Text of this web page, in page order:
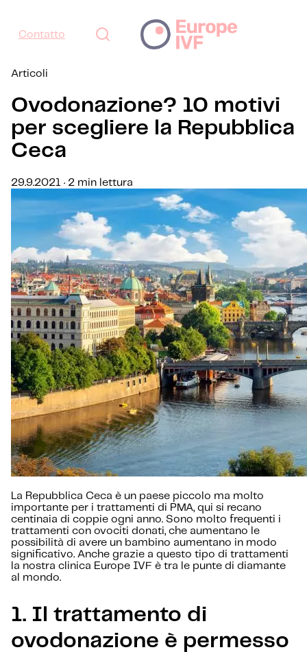
Contatto
Articoli
Ovodonazione? 10 motivi
per scegliere la Repubblica
Ceca
29.9.2021 · 2 min lettura
La Repubblica Ceca è un paese piccolo ma molto
importante per i trattamenti di PMA, qui si recano
centinaia di coppie ogni anno. Sono molto frequenti i
trattamenti con ovociti donati, che aumentano le
possibilità di avere un bambino aumentano in modo
significativo. Anche grazie a questo tipo di trattamenti
la nostra clinica Europe IVF è tra le punte di diamante
al mondo.
1. Il trattamento di
ovodonazione è permesso